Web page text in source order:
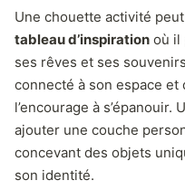
Une chouette activité
tableau d’inspiration où il
ses rêves et ses
connecté à son espace et
l’encourage à
ajouter une couche
concevant des objets
son identité.